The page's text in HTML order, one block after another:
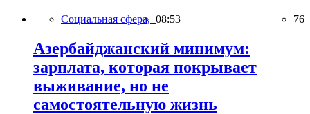
Социальная сфера, 08:53 76
Азербайджанский минимум:
зарплата, которая покрывает
выживание, но не
самостоятельную жизнь